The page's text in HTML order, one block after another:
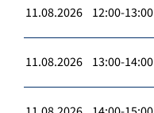
11.08.2026 12:00-13:00
11.08.2026 13:00-14:00